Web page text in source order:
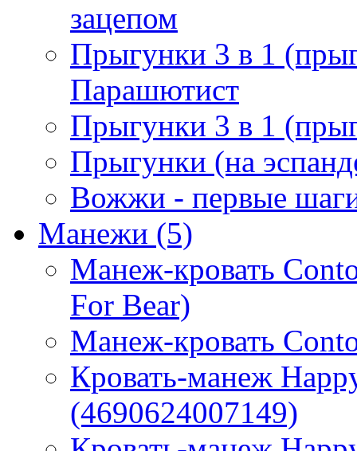
зацепом
Прыгунки 3 в 1
Парашютист
Прыгунки 3 в 1
Прыгунки (на
Вожжи - первые
Манежи (5)
Манеж-кровать
For Bear)
Манеж-кровать
Кровать-манеж
(4690624007149)